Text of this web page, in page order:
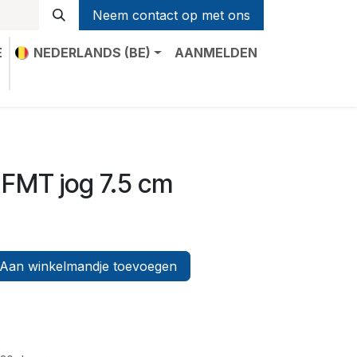
Neem contact op met ons
NEDERLANDS (BE)
AANMELDEN
jog 7.5 cm
Aan winkelmandje toevoegen